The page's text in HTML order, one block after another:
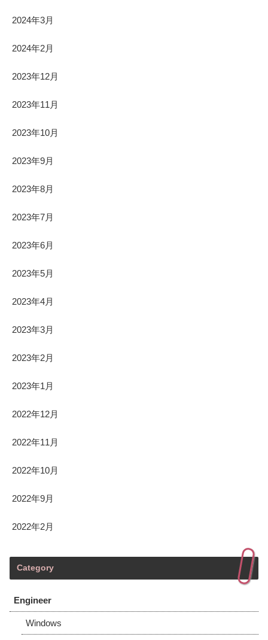
2024年3月
2024年2月
2023年12月
2023年11月
2023年10月
2023年9月
2023年8月
2023年7月
2023年6月
2023年5月
2023年4月
2023年3月
2023年2月
2023年1月
2022年12月
2022年11月
2022年10月
2022年9月
2022年2月
Category
Engineer
Windows